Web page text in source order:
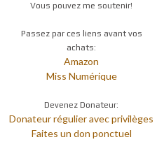
Vous pouvez me soutenir!
Passez par ces liens avant vos
achats:
Amazon
Miss Numérique
Devenez Donateur:
Donateur régulier avec privilèges
Faites un don ponctuel